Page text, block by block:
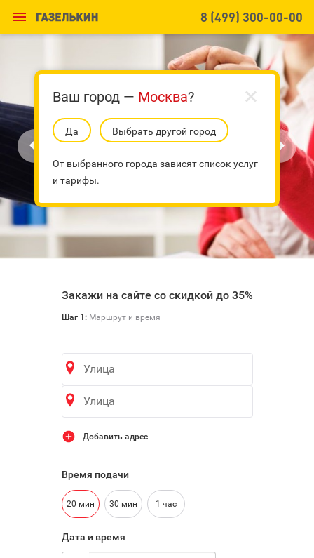
 8 (499) 300-00-00
 
Закажи на сайте со скидкой до 35%
Шаг 1: Маршрут и время
Добавить адрес
Время подачи
20 мин 30 мин 1 час
Дата и время
Ваш город — Москва?
Да Выбрать другой город
От выбранного города зависят список услуг
и тарифы.